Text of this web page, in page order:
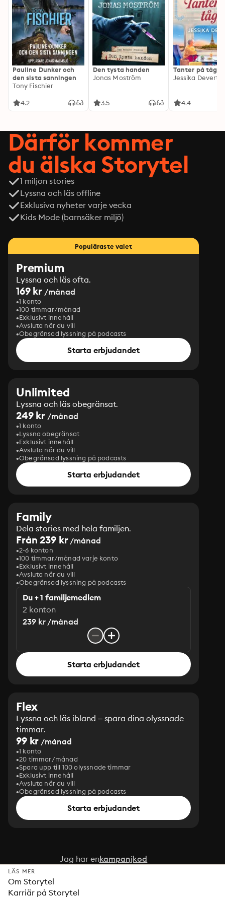
Pauline Dunker och
den sista sanningen
Tony Fischier
4.2
Den tysta handen
Jonas Moström
3.5
Tanter på tåg
Jessika Devert
4.4
Därför kommer
du älska Storytel
1 miljon stories
Lyssna och läs offline
Exklusiva nyheter varje vecka
Kids Mode (barnsäker miljö)
Populäraste valet
Premium
Lyssna och läs ofta.
169 kr /månad
1 konto
100 timmar/månad
Exklusivt innehåll
Avsluta när du vill
Obegränsad lyssning på podcasts
Starta erbjudandet
Unlimited
Lyssna och läs obegränsat.
249 kr /månad
1 konto
Lyssna obegränsat
Exklusivt innehåll
Avsluta när du vill
Obegränsad lyssning på podcasts
Starta erbjudandet
Family
Dela stories med hela familjen.
Från 239 kr/månad
2-6 konton
100 timmar/månad varje konto
Exklusivt innehåll
Avsluta när du vill
Obegränsad lyssning på podcasts
Du + 1 familjemedlem
2 konton
239 kr /månad
Starta erbjudandet
Flex
Lyssna och läs ibland – spara dina olyssnade
timmar.
99 kr /månad
1 konto
20 timmar/månad
Spara upp till 100 olyssnade timmar
Exklusivt innehåll
Avsluta när du vill
Obegränsad lyssning på podcasts
Starta erbjudandet
Jag har enkampanjkod
LÄS MER
Om Storytel
Karriär på Storytel